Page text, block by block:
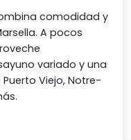
comodidad y
A pocos
variado y una
Viejo, Notre-